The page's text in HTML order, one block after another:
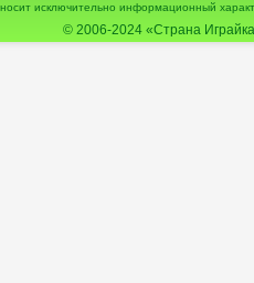
исключительно информационный
© 2006-2024 «Страна